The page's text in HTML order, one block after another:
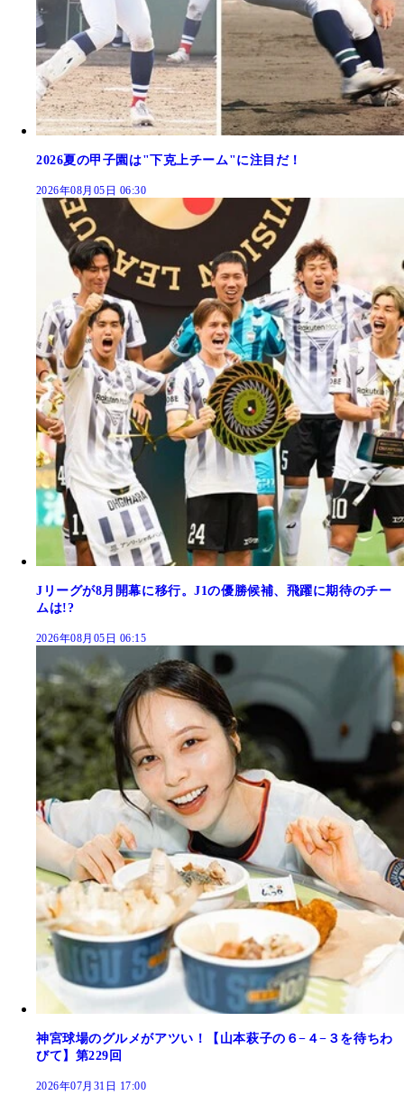
2026夏の甲子園は"下克上チーム"に注目だ！
2026年08月05日 06:30
Jリーグが8月開幕に移行。J1の優勝候補、飛躍に期待のチー
ムは!?
2026年08月05日 06:15
神宮球場のグルメがアツい！【山本萩子の６−４−３を待ちわ
びて】第229回
2026年07月31日 17:00